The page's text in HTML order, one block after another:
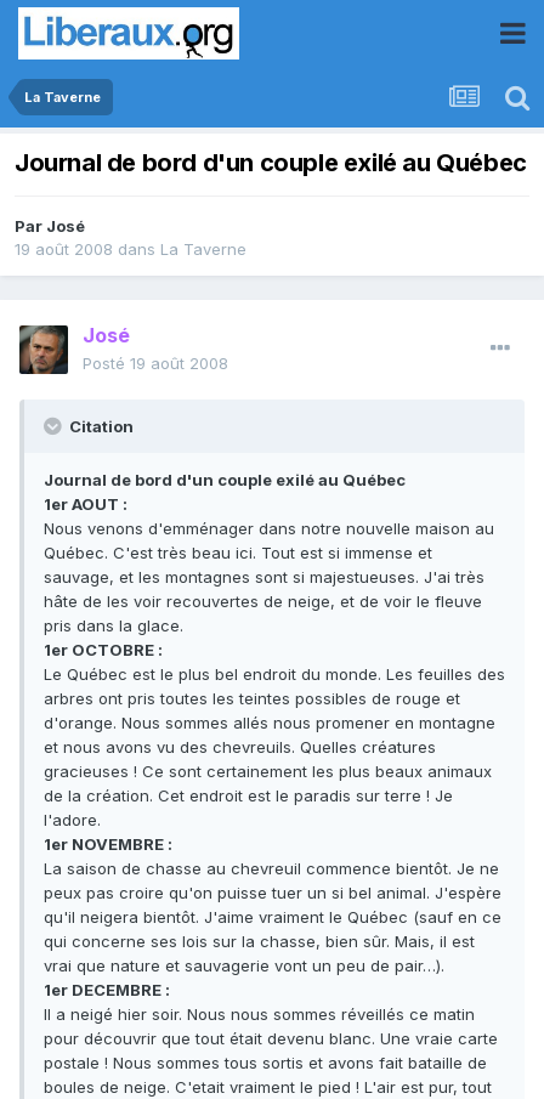
La Taverne
Journal de bord d'un couple exilé au Québec
Par José
19 août 2008 dans La Taverne
José
Posté 19 août 2008
Citation
Journal de bord d'un couple exilé au Québec
1er AOUT :
Nous venons d'emménager dans notre nouvelle maison au
Québec. C'est très beau ici. Tout est si immense et
sauvage, et les montagnes sont si majestueuses. J'ai très
hâte de les voir recouvertes de neige, et de voir le fleuve
pris dans la glace.
1er OCTOBRE :
Le Québec est le plus bel endroit du monde. Les feuilles des
arbres ont pris toutes les teintes possibles de rouge et
d'orange. Nous sommes allés nous promener en montagne
et nous avons vu des chevreuils. Quelles créatures
gracieuses ! Ce sont certainement les plus beaux animaux
de la création. Cet endroit est le paradis sur terre ! Je
l'adore.
1er NOVEMBRE :
La saison de chasse au chevreuil commence bientôt. Je ne
peux pas croire qu'on puisse tuer un si bel animal. J'espère
qu'il neigera bientôt. J'aime vraiment le Québec (sauf en ce
qui concerne ses lois sur la chasse, bien sûr. Mais, il est
vrai que nature et sauvagerie vont un peu de pair…).
1er DECEMBRE :
Il a neigé hier soir. Nous nous sommes réveillés ce matin
pour découvrir que tout était devenu blanc. Une vraie carte
postale ! Nous sommes tous sortis et avons fait bataille de
boules de neige. C'etait vraiment le pied ! L'air est pur, tout